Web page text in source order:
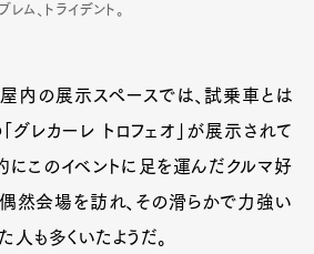
ム、トライデント。
内の展示スペースでは、試乗車とは
グレカーレ トロフェオ」が展示されて
にこのイベントに足を運んだクルマ好
偶然会場を訪れ、その滑らかで力強い
人も多くいたようだ。